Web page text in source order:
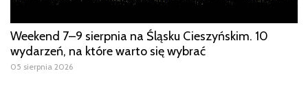
Weekend 7–9 sierpnia na Śląsku Cieszyńskim. 10
wydarzeń, na które warto się wybrać
05 sierpnia 2026